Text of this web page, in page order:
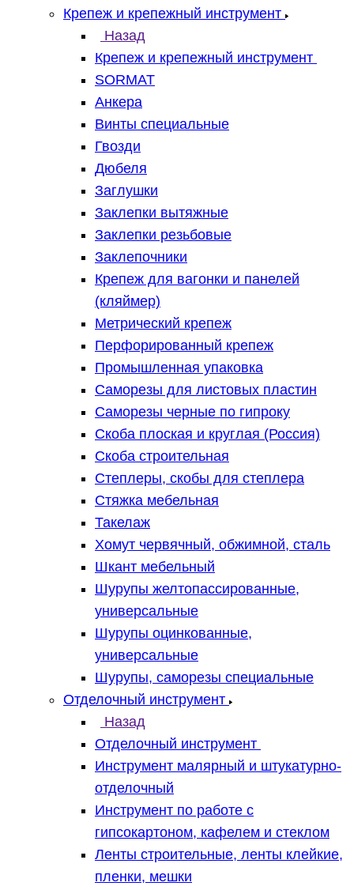
Крепеж и крепежный инструмент
Назад
Крепеж и крепежный инструмент
SORMAT
Анкера
Винты специальные
Гвозди
Дюбеля
Заглушки
Заклепки вытяжные
Заклепки резьбовые
Заклепочники
Крепеж для вагонки и панелей
(кляймер)
Метрический крепеж
Перфорированный крепеж
Промышленная упаковка
Саморезы для листовых пластин
Саморезы черные по гипроку
Скоба плоская и круглая (Россия)
Скоба строительная
Степлеры, скобы для степлера
Стяжка мебельная
Такелаж
Хомут червячный, обжимной, сталь
Шкант мебельный
Шурупы желтопассированные,
универсальные
Шурупы оцинкованные,
универсальные
Шурупы, саморезы специальные
Отделочный инструмент
Назад
Отделочный инструмент
Инструмент малярный и штукатурно-
отделочный
Инструмент по работе с
гипсокартоном, кафелем и стеклом
Ленты строительные, ленты клейкие,
пленки, мешки